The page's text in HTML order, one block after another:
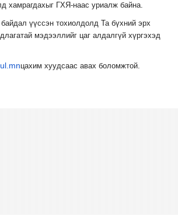
хамрагдахыг ГХЯ-наас уриалж байна.
үүссэн тохиолдолд Та бүхний эрх
мэдээллийг цаг алдалгүй хүргэхэд
цахим хуудсаас авах боломжтой.